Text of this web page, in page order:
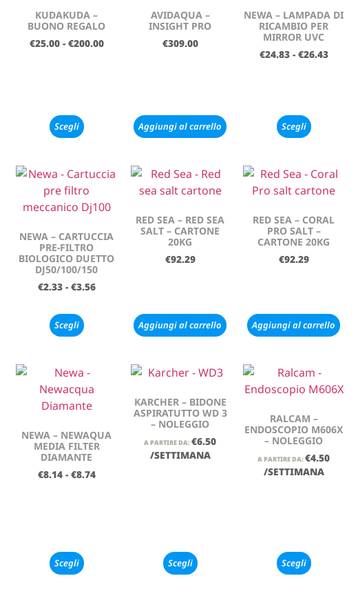
KUDAKUDA –
BUONO REGALO
€25.00 - €200.00
Scegli
AVIDAQUA –
INSIGHT PRO
€309.00
Aggiungi al carrello
NEWA – LAMPADA DI
RICAMBIO PER
MIRROR UVC
€24.83 - €26.43
Scegli
NEWA – CARTUCCIA
PRE-FILTRO
BIOLOGICO DUETTO
DJ50/100/150
€2.33 - €3.56
Scegli
RED SEA – RED SEA
SALT – CARTONE
20KG
€92.29
Aggiungi al carrello
RED SEA – CORAL
PRO SALT –
CARTONE 20KG
€92.29
Aggiungi al carrello
NEWA – NEWAQUA
MEDIA FILTER
DIAMANTE
€8.14 - €8.74
Scegli
KARCHER – BIDONE
ASPIRATUTTO WD 3
– NOLEGGIO
A PARTIRE DA: €6.50
/SETTIMANA
Scegli
RALCAM –
ENDOSCOPIO M606X
– NOLEGGIO
A PARTIRE DA: €4.50
/SETTIMANA
Scegli